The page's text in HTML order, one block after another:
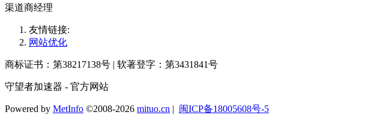
渠道商经理
友情链接:
网站优化
商标证书：第38217138号 | 软著登字：第3431841号
守望者加速器 - 官方网站
Powered by MetInfo ©2008-2026 mituo.cn | 闽ICP备18005608号-5